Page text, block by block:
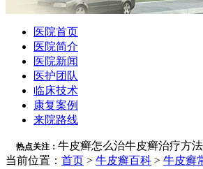
医院首页
医院简介
医院新闻
医护团队
临床技术
康复案例
来院路线
热点关注： 牛皮癣怎么治牛皮癣治疗方法
当前位置： 首页 > 牛皮癣百科 > 牛皮癣